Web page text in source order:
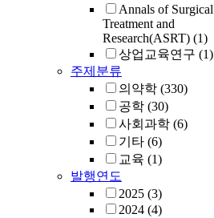
Annals of Surgical
Treatment and
Research(ASRT) (1)
상업교육연구 (1)
주제분류
의약학 (330)
공학 (30)
사회과학 (6)
기타 (6)
교육 (1)
발행연도
2025 (3)
2024 (4)